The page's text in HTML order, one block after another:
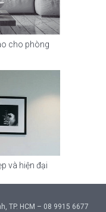
cho phòng
và hiện đại
TP. HCM – 08 9915 6677